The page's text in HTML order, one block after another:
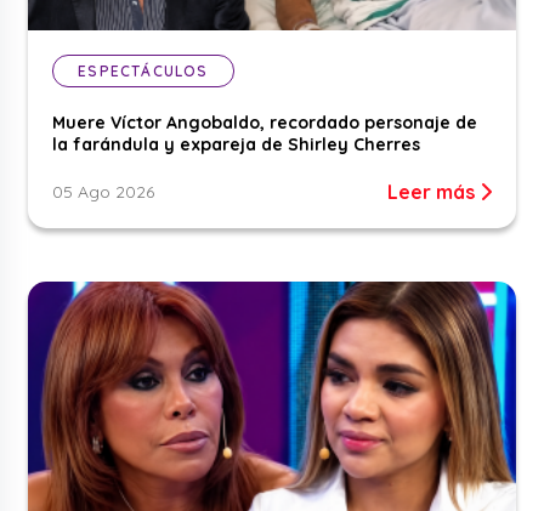
ESPECTÁCULOS
Muere Víctor Angobaldo, recordado personaje de
la farándula y expareja de Shirley Cherres
05 Ago 2026 Leer más